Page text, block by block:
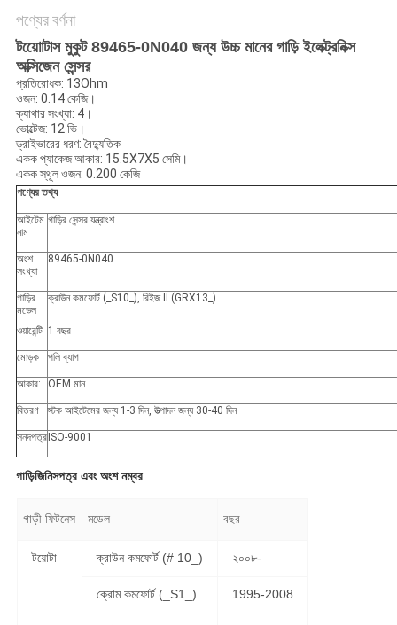
গোপনীয়তা
নীতি
পণ্যের বর্ণনা
টয়োোটাস মুকুট 89465-0N040 জন্য উচ্চ মানের গাড়ি ইলেক্ট্রনিক্স
অক্সিজেন সেন্সর
প্রতিরোধক: 13Ohm
ওজন: 0.14 কেজি।
ক্যাথার সংখ্যা: 4।
ভোল্টেজ: 12 ভি।
ড্রাইভারের ধরণ: বৈদ্যুতিক
একক প্যাকেজ আকার: 15.5X7X5 সেমি।
একক স্থূল ওজন: 0.200 কেজি
পণ্যের তথ্য
আইটেম
নাম
গাড়ির সেন্সর যন্ত্রাংশ
অংশ
সংখ্যা
89465-0N040
গাড়ির
মডেল
ক্রাউন কমফোর্ট (_S10_), রিইজ II (GRX13_)
ওয়ারেন্টি 1 বছর
মোড়ক পলি ব্যাগ
আকার: OEM মান
বিতরণ স্টক আইটেমের জন্য 1-3 দিন, উত্পাদন জন্য 30-40 দিন
সনদপত্র ISO-9001
গাড়িজিনিসপত্র এবং অংশ নম্বর
গাড়ী ফিটনেস মডেল বছর
টয়োটা ক্রাউন কমফোর্ট (# 10_) ২০০৮-
ক্রোম কমফোর্ট (_S1_) 1995-2008